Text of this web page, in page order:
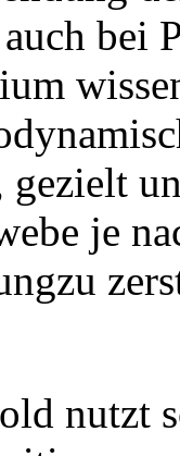
bei
gezielt
je
nutzt